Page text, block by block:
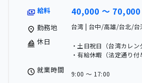
給料 40,000 〜
勤務地 台湾 | 台中/高雄/台北/台
休日
・土日祝日（台湾カレン
・有給休暇（法定通り付
就業時間
9:00 〜 17:00